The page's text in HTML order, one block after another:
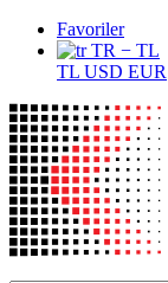
Favoriler
TR − TL
TL USD EUR